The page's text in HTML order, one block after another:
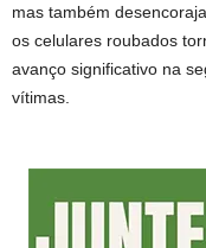
mas também
os celulares roubados
avanço significativo na
vítimas.